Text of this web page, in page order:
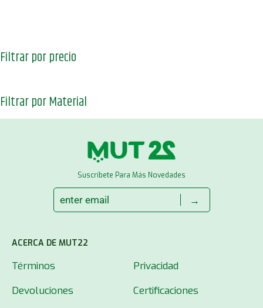
Filtrar por precio
Filtrar por Material
Suscríbete Para Más Novedades
→
ACERCA DE MUT22
Términos
Privacidad
Devoluciones
Certificaciones